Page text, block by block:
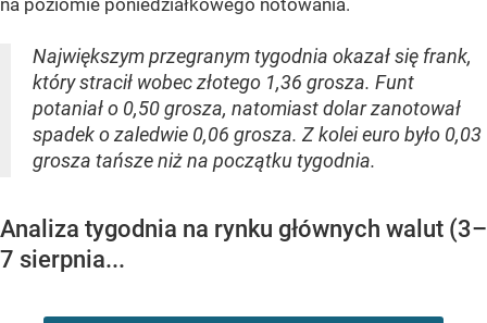
na poziomie poniedziałkowego notowania.
Największym przegranym tygodnia okazał się frank,
który stracił wobec złotego 1,36 grosza. Funt
potaniał o 0,50 grosza, natomiast dolar zanotował
spadek o zaledwie 0,06 grosza. Z kolei euro było 0,03
grosza tańsze niż na początku tygodnia.
Analiza tygodnia na rynku głównych walut (3–
7 sierpnia...